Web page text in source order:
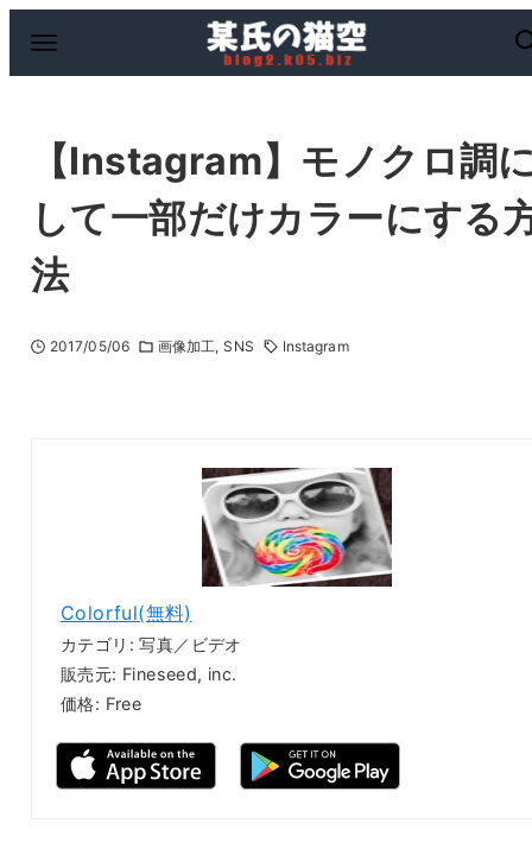
【Instagram】モノクロ調
して一部だけカラーにする
法
2017/05/06 画像加工 SNS Instagram
Colorful(無料)
カテゴリ: 写真／ビデオ
販売元: Fineseed, inc.
価格: Free